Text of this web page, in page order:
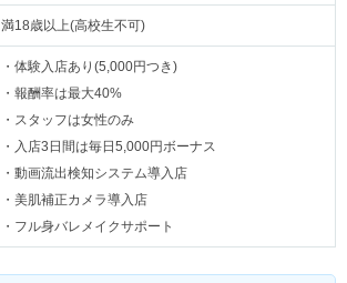
満18歳以上(高校生不可)
・体験入店あり(5,000円つき)
・報酬率は最大40%
・スタッフは女性のみ
・入店3日間は毎日5,000円ボーナス
・動画流出検知システム導入店
・美肌補正カメラ導入店
・フル身バレメイクサポート